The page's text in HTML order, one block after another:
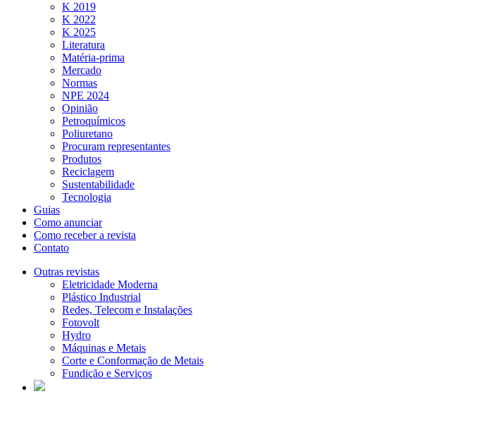
K 2019
K 2022
K 2025
Literatura
Matéria-prima
Mercado
Normas
NPE 2024
Opinião
Petroquímicos
Poliuretano
Procuram representantes
Produtos
Reciclagem
Sustentabilidade
Tecnologia
Guias
Como anunciar
Como receber a revista
Contato
Outras revistas
Eletricidade Moderna
Plástico Industrial
Redes, Telecom e Instalações
Fotovolt
Hydro
Máquinas e Metais
Corte e Conformação de Metais
Fundição e Serviços